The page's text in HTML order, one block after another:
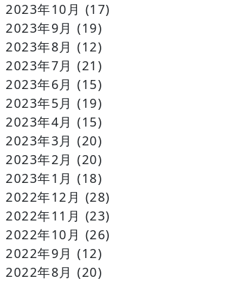
2023年10月 (17)
2023年9月 (19)
2023年8月 (12)
2023年7月 (21)
2023年6月 (15)
2023年5月 (19)
2023年4月 (15)
2023年3月 (20)
2023年2月 (20)
2023年1月 (18)
2022年12月 (28)
2022年11月 (23)
2022年10月 (26)
2022年9月 (12)
2022年8月 (20)